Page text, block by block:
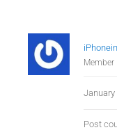
Member
January
Post